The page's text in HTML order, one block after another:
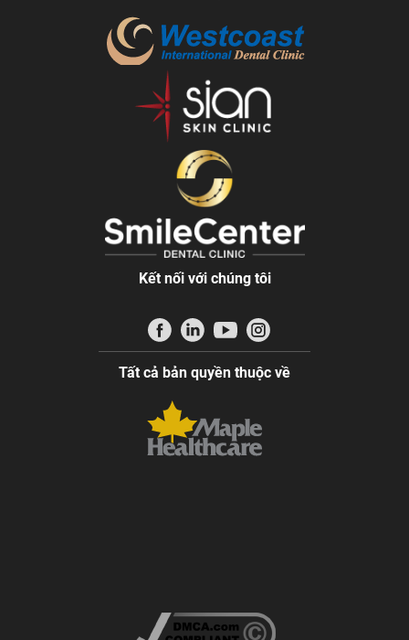
Kết nối với chúng tôi
Tất cả bản quyền thuộc về